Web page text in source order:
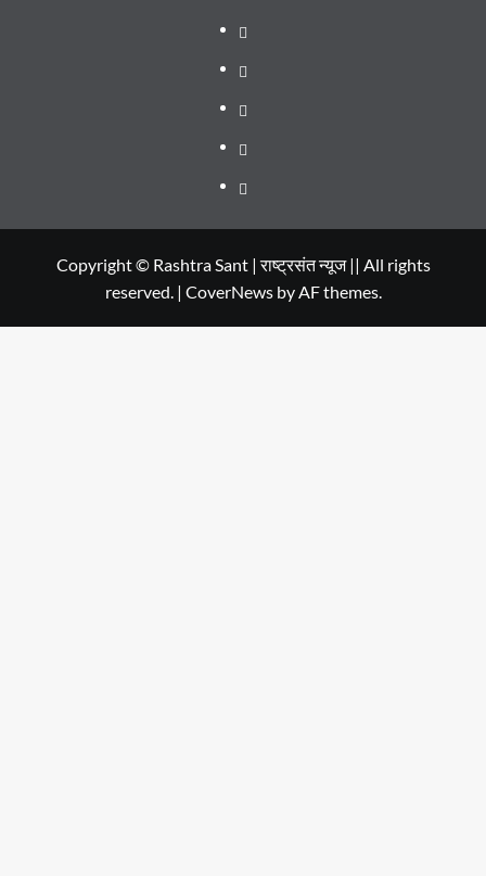
WEB
SERIES
TO
Dehradun
Smart
City
Life
in
Dehradun
Places
to
in
Dehradun
सम्पर्क
Copyright © Rashtra Sant | राष्ट्रसंत न्यूज || All rights
reserved. | CoverNewsby AF themes.